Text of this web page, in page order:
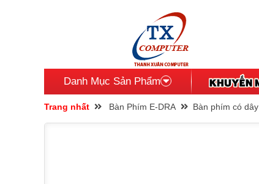
Danh Mục Sản Phẩm
Trang nhất Bàn Phím E-DRA Bàn phím có dây